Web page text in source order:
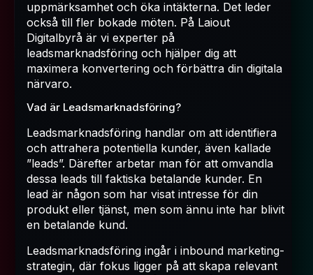
uppmärksamhet och öka intäkterna. Det leder
också till fler bokade möten. På Laiout
Digitalbyrå är vi experter på
leadsmarknadsföring och hjälper dig att
maximera konvertering och förbättra din digitala
närvaro.
Vad är Leadsmarknadsföring?
Leadsmarknadsföring handlar om att identifiera
och attrahera potentiella kunder, även kallade
”leads”. Därefter arbetar man för att omvandla
dessa leads till faktiska betalande kunder. En
lead är någon som har visat intresse för din
produkt eller tjänst, men som ännu inte har blivit
en betalande kund.
Leadsmarknadsföring ingår i inbound marketing-
strategin, där fokus ligger på att skapa relevant